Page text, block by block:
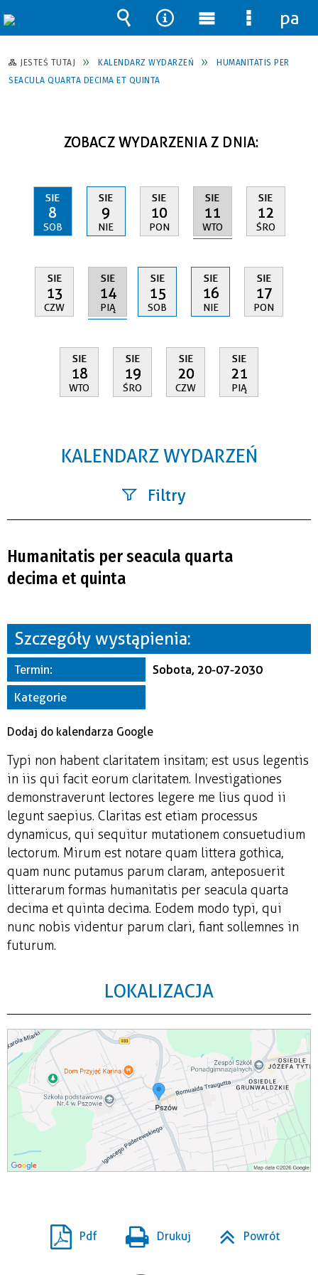
JESTEŚ TUTAJ KALENDARZ WYDARZEŃ
HUMANITATIS PER
SEACULA QUARTA DECIMA ET QUINTA
ZOBACZ WYDARZENIA Z DNIA:
SIE
8
SOB
SIE
9
NIE
SIE
10
PON
SIE
11
WTO
SIE
12
ŚRO
SIE
13
CZW
SIE
14
PIĄ
SIE
15
SOB
SIE
16
NIE
SIE
17
PON
SIE
18
WTO
SIE
19
ŚRO
SIE
20
CZW
SIE
21
PIĄ
KALENDARZ WYDARZEŃ
Filtry
—
Miejsce
Organizator
Humanitatis per seacula quarta
decima et quinta
Szczegóły wystąpienia:
Termin:
Sobota, 20-07-2030
Kategorie
Dodaj do kalendarza Google
Typi non habent claritatem insitam; est usus legentis
in iis qui facit eorum claritatem. Investigationes
demonstraverunt lectores legere me lius quod ii
legunt saepius. Claritas est etiam processus
dynamicus, qui sequitur mutationem consuetudium
lectorum. Mirum est notare quam littera gothica,
quam nunc putamus parum claram, anteposuerit
litterarum formas humanitatis per seacula quarta
decima et quinta decima. Eodem modo typi, qui
nunc nobis videntur parum clari, fiant sollemnes in
futurum.
LOKALIZACJA
Pdf Drukuj Powrót
Wyszukiwarka
Narzędzia
Menu
główne
Menu